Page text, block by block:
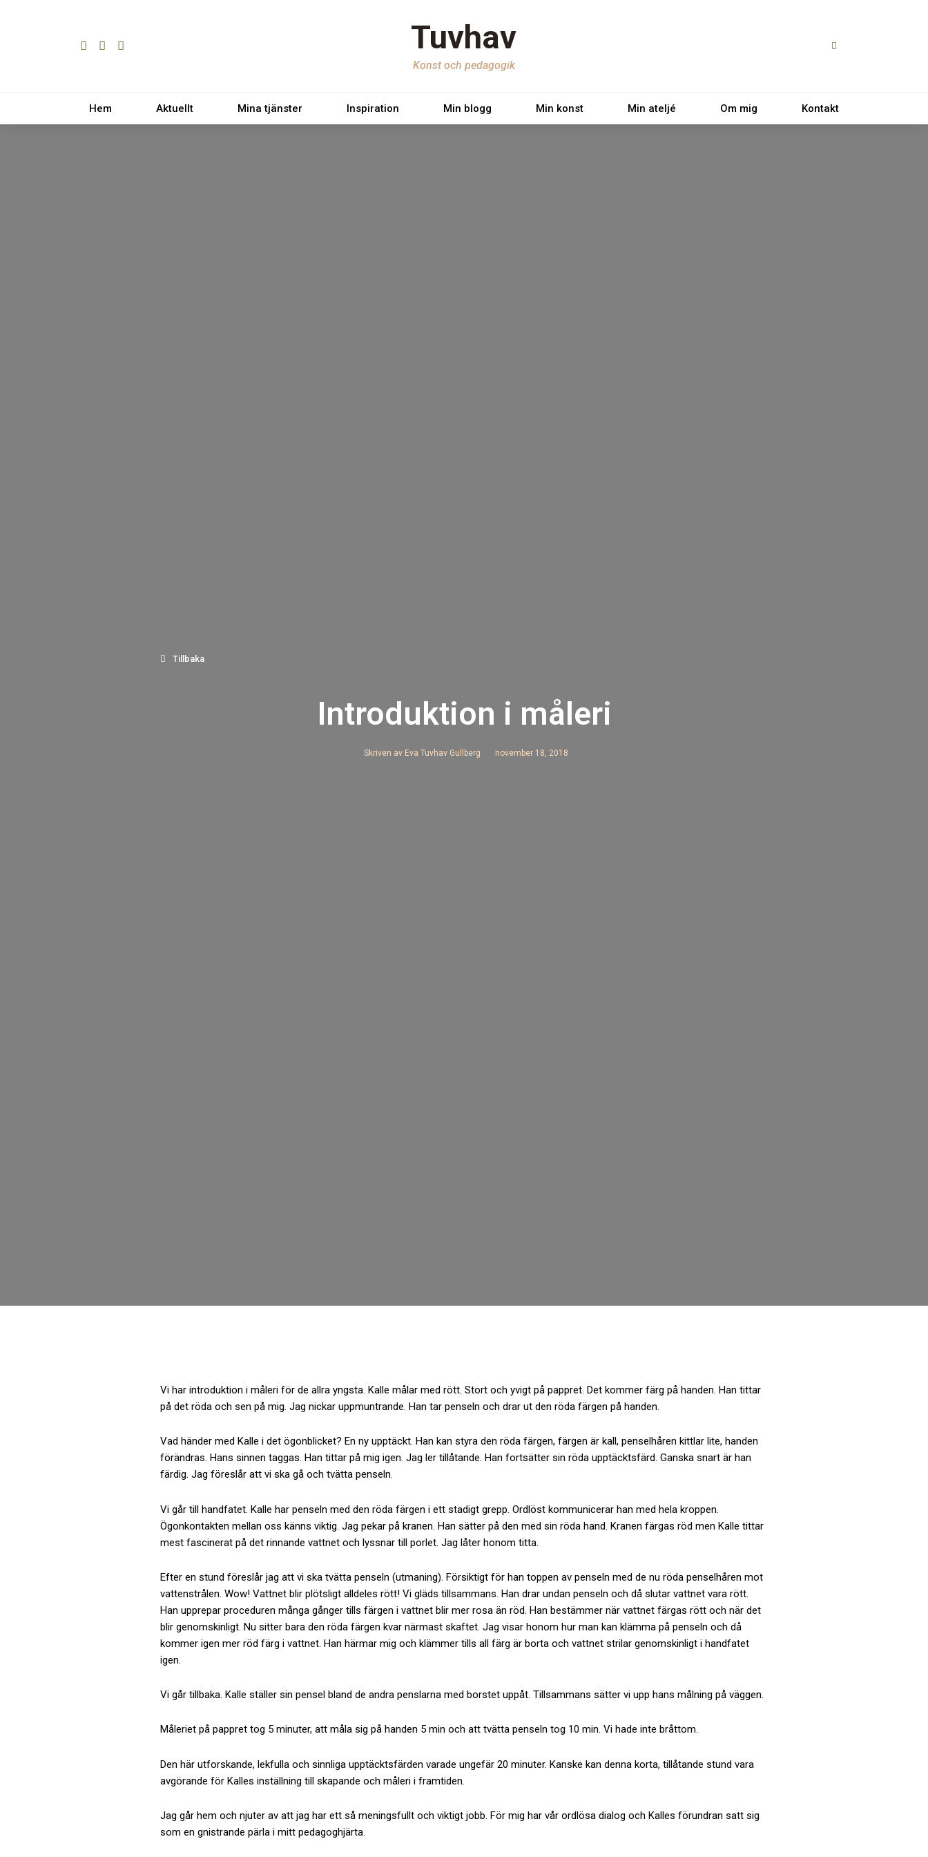
Tuvhav
Konst och pedagogik
Hem Aktuellt Mina tjänster Inspiration Min blogg Min konst Min ateljé Om mig Kontakt
Tillbaka
Introduktion i måleri
Skriven av Eva Tuvhav Gullberg november 18, 2018
Vi har introduktion i måleri för de allra yngsta. Kalle målar med rött. Stort och yvigt på pappret. Det kommer färg på handen. Han tittar
på det röda och sen på mig. Jag nickar uppmuntrande. Han tar penseln och drar ut den röda färgen på handen.
Vad händer med Kalle i det ögonblicket? En ny upptäckt. Han kan styra den röda färgen, färgen är kall, penselhåren kittlar lite, handen
förändras. Hans sinnen taggas. Han tittar på mig igen. Jag ler tillåtande. Han fortsätter sin röda upptäcktsfärd. Ganska snart är han
färdig. Jag föreslår att vi ska gå och tvätta penseln.
Vi går till handfatet. Kalle har penseln med den röda färgen i ett stadigt grepp. Ordlöst kommunicerar han med hela kroppen.
Ögonkontakten mellan oss känns viktig. Jag pekar på kranen. Han sätter på den med sin röda hand. Kranen färgas röd men Kalle tittar
mest fascinerat på det rinnande vattnet och lyssnar till porlet. Jag låter honom titta.
Efter en stund föreslår jag att vi ska tvätta penseln (utmaning). Försiktigt för han toppen av penseln med de nu röda penselhåren mot
vattenstrålen. Wow! Vattnet blir plötsligt alldeles rött! Vi gläds tillsammans. Han drar undan penseln och då slutar vattnet vara rött.
Han upprepar proceduren många gånger tills färgen i vattnet blir mer rosa än röd. Han bestämmer när vattnet färgas rött och när det
blir genomskinligt. Nu sitter bara den röda färgen kvar närmast skaftet. Jag visar honom hur man kan klämma på penseln och då
kommer igen mer röd färg i vattnet. Han härmar mig och klämmer tills all färg är borta och vattnet strilar genomskinligt i handfatet
igen.
Vi går tillbaka. Kalle ställer sin pensel bland de andra penslarna med borstet uppåt. Tillsammans sätter vi upp hans målning på väggen.
Måleriet på pappret tog 5 minuter, att måla sig på handen 5 min och att tvätta penseln tog 10 min. Vi hade inte bråttom.
Den här utforskande, lekfulla och sinnliga upptäcktsfärden varade ungefär 20 minuter. Kanske kan denna korta, tillåtande stund vara
avgörande för Kalles inställning till skapande och måleri i framtiden.
Jag går hem och njuter av att jag har ett så meningsfullt och viktigt jobb. För mig har vår ordlösa dialog och Kalles förundran satt sig
som en gnistrande pärla i mitt pedagoghjärta.